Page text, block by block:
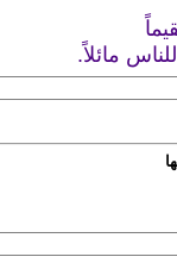
مائلاً.